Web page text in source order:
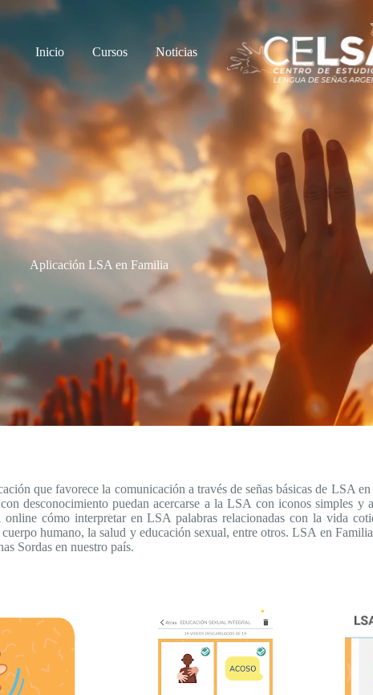
Inicio Cursos Noticias
Aplicación LSA en Familia
que favorece la comunicación a través de señas básicas de
desconocimiento puedan acercarse a la LSA con iconos simples
online cómo interpretar en LSA palabras relacionadas con la vida
humano, la salud y educación sexual, entre otros. LSA en
Sordas en nuestro país.